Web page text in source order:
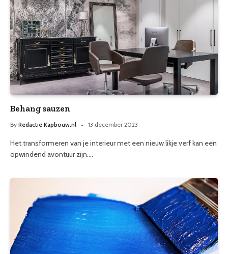
Behang sauzen
By Redactie Kapbouw.nl 13 december 2023
Het transformeren van je interieur met een nieuw likje verf kan een
opwindend avontuur zijn.…